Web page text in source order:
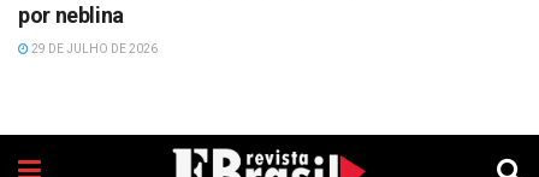
por neblina
29 DE JULHO DE 2026